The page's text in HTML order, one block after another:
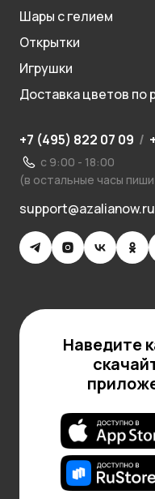
Шары с гелием
Открытки
Игрушки
Доставка цветов по
+7 (495) 822 07 09 /
с 9:00 - 18:00
(в остальные часы
support@azalianow.ru
Наведите